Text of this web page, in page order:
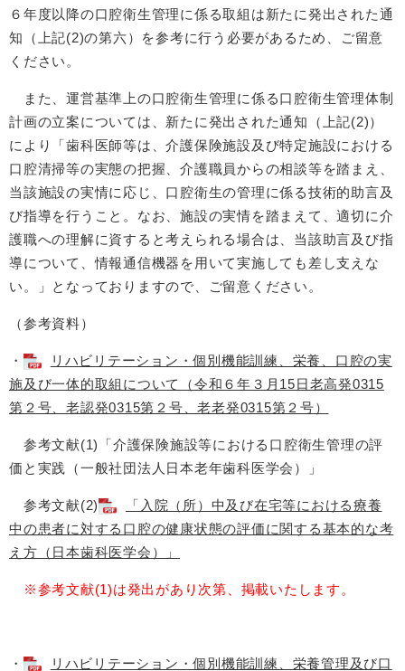
６年度以降の口腔衛生管理に係る取組は新たに発出された通
知（上記(2)の第六）を参考に行う必要があるため、ご留意
ください。
また、運営基準上の口腔衛生管理に係る口腔衛生管理体制
計画の立案については、新たに発出された通知（上記(2)）
により「歯科医師等は、介護保険施設及び特定施設における
口腔清掃等の実態の把握、介護職員からの相談等を踏まえ、
当該施設の実情に応じ、口腔衛生の管理に係る技術的助言及
び指導を行うこと。なお、施設の実情を踏まえて、適切に介
護職への理解に資すると考えられる場合は、当該助言及び指
導について、情報通信機器を用いて実施しても差し支えな
い。」となっておりますので、ご留意ください。
（参考資料）
・
リハビリテーション・個別機能訓練、栄養、口腔の実
施及び一体的取組について（令和６年３月15日老高発0315
第２号、老認発0315第２号、老老発0315第２号）
参考文献(1)「介護保険施設等における口腔衛生管理の評
価と実践（一般社団法人日本老年歯科医学会）」
参考文献(2)
「入院（所）中及び在宅等における療養
中の患者に対する口腔の健康状態の評価に関する基本的な考
え方（日本歯科医学会）」
※参考文献(1)は発出があり次第、掲載いたします。
・ リハビリテーション・個別機能訓練、栄養管理及び口